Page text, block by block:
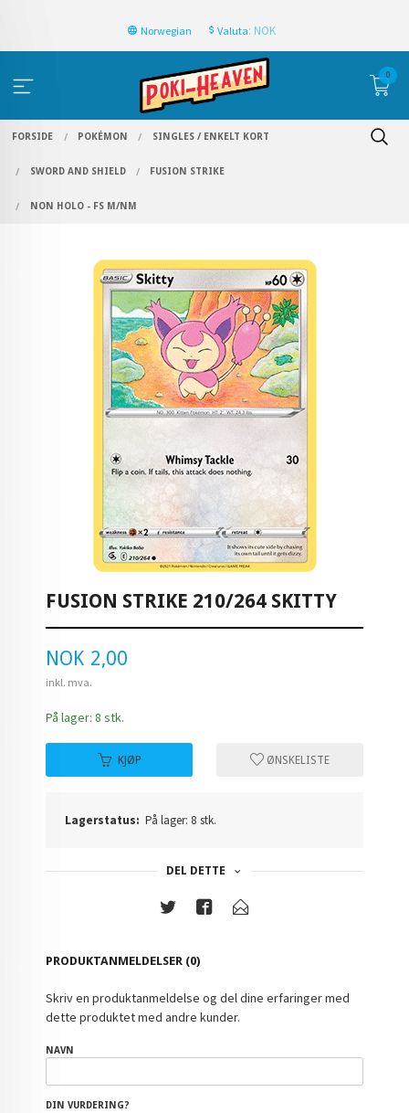
Norwegian Valuta: NOK
0
FORSIDE POKÉMON SINGLES / ENKELT KORT
SWORD AND SHIELD FUSION STRIKE
NON HOLO - FS M/NM
FUSION STRIKE 210/264 SKITTY
Pris
NOK 2,00
inkl. mva.
På lager: 8 stk.
KJØP ØNSKELISTE
Lagerstatus: På lager: 8 stk.
DEL DETTE
PRODUKTANMELDELSER (0)
Skriv en produktanmeldelse og del dine erfaringer med
dette produktet med andre kunder.
NAVN
DIN VURDERING?